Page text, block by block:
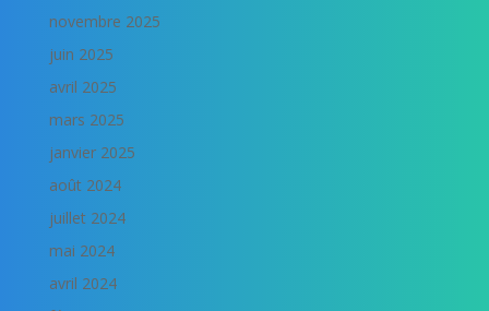
novembre 2025
juin 2025
avril 2025
mars 2025
janvier 2025
août 2024
juillet 2024
mai 2024
avril 2024